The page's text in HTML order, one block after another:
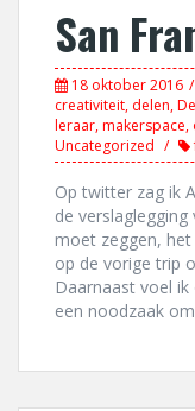
San
18 oktober 2016
creativiteit, delen,
leraar,makerspace,
Uncategorized
Op twitter zag ik
de
moet zeggen,
op de vorige trip
Daarnaast voel
een noodzaak